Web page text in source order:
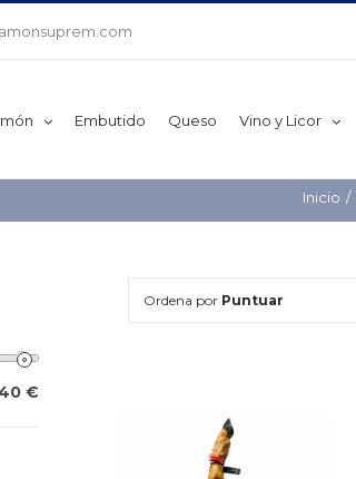
Embutido Queso Vino y Licor
Inicio
Ordena por Puntuar
€